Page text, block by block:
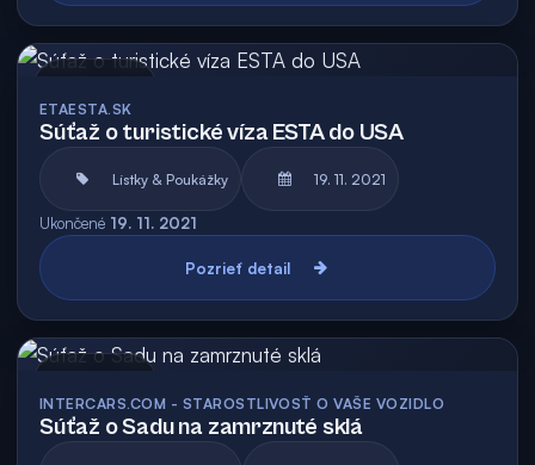
ETAESTA.SK
Súťaž o turistické víza ESTA do USA
Lístky & Poukážky 19. 11. 2021
Ukončené 19. 11. 2021
Pozrieť detail
INTERCARS.COM - STAROSTLIVOSŤ O VAŠE VOZIDLO
Súťaž o Sadu na zamrznuté sklá